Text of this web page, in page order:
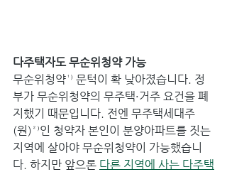
다주택자도 무순위청약 가능
무순위청약¹⁾ 문턱이 확 낮아졌습니다. 정
부가 무순위청약의 무주택·거주 요건을 폐
지했기 때문입니다. 전엔 무주택세대주
(원)²⁾인 청약자 본인이 분양아파트를 짓는
지역에 살아야 무순위청약이 가능했습니
다. 하지만 앞으론 다른 지역에 사는 다주택